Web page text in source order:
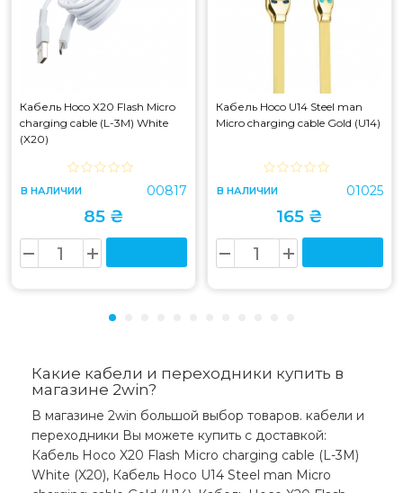
Кабель Hoco X20 Flash Micro
charging cable (L-3M) White
(X20)
В НАЛИЧИИ 00817
85 ₴
Кабель Hoco U14 Steel man
Micro charging cable Gold (U14)
В НАЛИЧИИ 01025
165 ₴
Какие кабели и переходники купить в
магазине 2win?
В магазине 2win большой выбор товаров. кабели и
переходники Вы можете купить с доставкой:
Кабель Hoco X20 Flash Micro charging cable (L-3M)
White (X20), Кабель Hoco U14 Steel man Micro